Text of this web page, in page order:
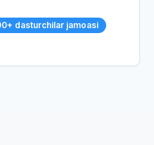
dasturchilar jamoasi